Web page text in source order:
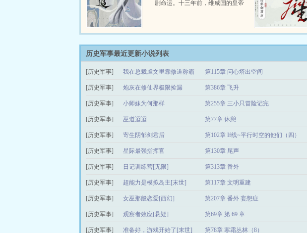
剧命运。十三年前，维咸国的皇帝
巫师企图篡位。皇帝本就忌惮楚国
师下狱，楚国公之子成为禁巫令之
下被残害第一人。十三年后，京城
一官员的离奇死亡让这件尘封的往
相也渐渐揭开，而这得益于两个似
乎与此案毫不…
历史军事最近更新小说列表
[历史军事] 我在总裁虐文里靠修道称霸 第115章 问心塔出空间
[历史军事] 炮灰在修仙界极限捡漏 第386章 飞升
[历史军事] 小师妹为何那样 第255章 三小只冒险记完
[历史军事] 巫道迢迢 第77章 休憩
[历史军事] 寄生阴郁剑君后 第102章 If线~平行时空的他们（四）
[历史军事] 星际最强指挥官 第130章 尾声
[历史军事] 日记训练营[无限] 第313章 番外
[历史军事] 超能力是模拟岛主[末世] 第117章 文明重建
[历史军事] 女巫那般恋爱[西幻] 第207章 番外 妄想症
[历史军事] 观察者效应[悬疑] 第69章 第 69 章
[历史军事] 准备好，游戏开始了[末世] 第78章 寒霜丛林（8）